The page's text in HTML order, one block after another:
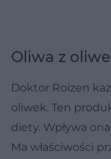
Oliwa z
Doktor Roizen
oliwek. Ten
diety. Wpływa
Ma właściwości